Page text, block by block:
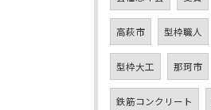
高萩市 型枠職人
型枠大工 那珂市
鉄筋コンクリート